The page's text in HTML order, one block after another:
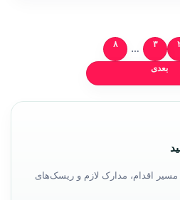
نوشته‌ها
۳
…
۸
بعدی
مسیر اقدام، مدارک لازم و ریسک‌های